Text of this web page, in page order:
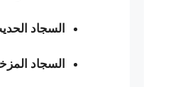
السجاد
السجاد